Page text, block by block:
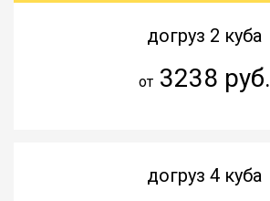
догруз 2 куба
от3238 руб.
догруз 4 куба